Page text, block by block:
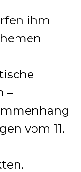
ihm
–
vom 11.